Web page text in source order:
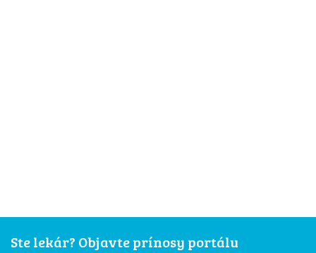
Ste lekár? Objavte prínosy portálu